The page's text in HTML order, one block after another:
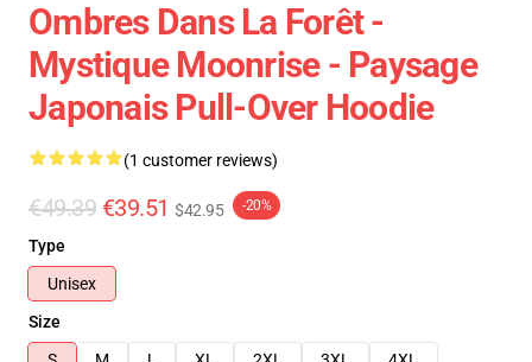
Ombres Dans La Forêt -
Mystique Moonrise - Paysage
Japonais Pull-Over Hoodie
(1 customer reviews)
€49.39 €39.51 $42.95 -20%
Type
Unisex
Size